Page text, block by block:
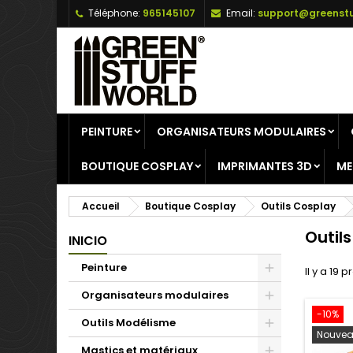
Téléphone: 965145107 Email:
PEINTURE ORGANISATEURS MODULAIRES
BOUTIQUE COSPLAY IMPRIMANTES 3D
Accueil Boutique Cosplay Outils Cosplay
INICIO
Peinture
Organisateurs modulaires
Outils Modélisme
Il y a 19
-10%